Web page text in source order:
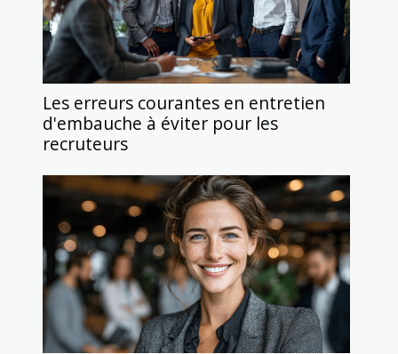
Les erreurs courantes en entretien
d'embauche à éviter pour les
recruteurs